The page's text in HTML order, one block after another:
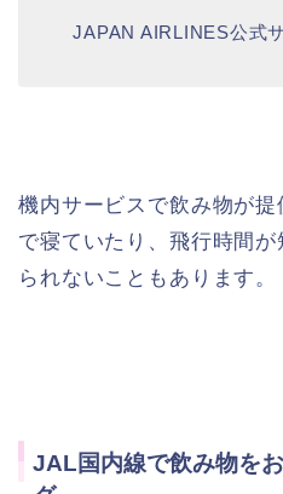
JAPAN AIRLINES公式
機内サービスで飲み物が
で寝ていたり、飛行時間
られないこともあります。
JAL国内線で飲み物を